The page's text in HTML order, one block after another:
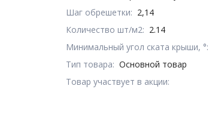
Шаг обрешетки: 2,14
Количество шт/м2: 2.14
Минимальный угол ската крыши, °:
Тип товара: Основной товар
Товар участвует в акции: